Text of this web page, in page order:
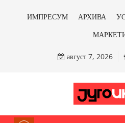
ИМПРЕСУМ АРХИВА
август 7, 2026